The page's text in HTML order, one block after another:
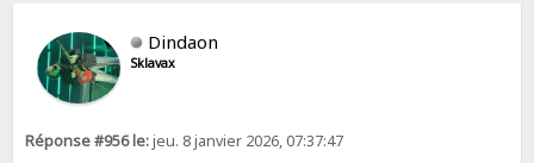
Dindaon
Sklavax
Réponse #956 le:jeu. 8 janvier 2026, 07:37:47